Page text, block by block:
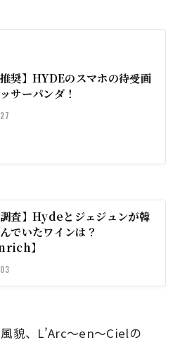
推奨】HYDEのスマホの待受画
サーパンダ！
調査】Hydeとジェジュンが韓
でいたワインは？
】
貌、L’Arc〜en〜Cielの